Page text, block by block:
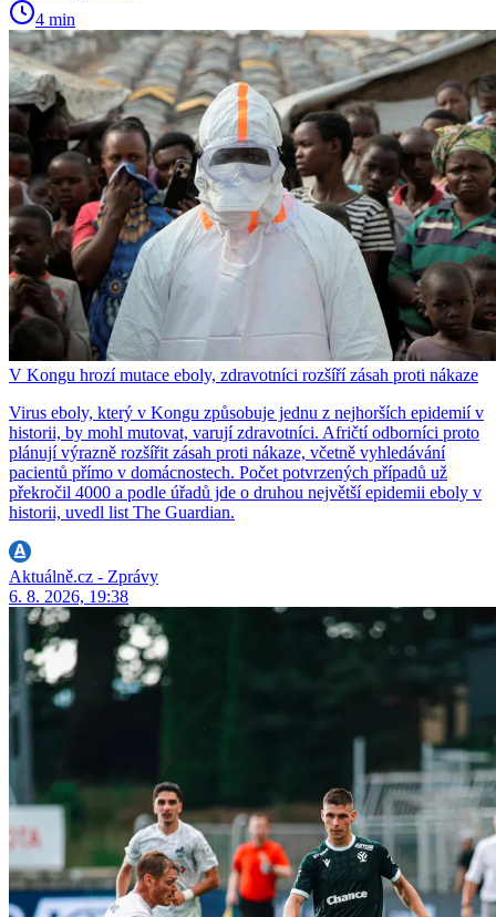
4 min
V Kongu hrozí mutace eboly, zdravotníci rozšíří zásah proti nákaze
Virus eboly, který v Kongu způsobuje jednu z nejhorších epidemií v
historii, by mohl mutovat, varují zdravotníci. Afričtí odborníci proto
plánují výrazně rozšířit zásah proti nákaze, včetně vyhledávání
pacientů přímo v domácnostech. Počet potvrzených případů už
překročil 4000 a podle úřadů jde o druhou největší epidemii eboly v
historii, uvedl list The Guardian.
Aktuálně.cz - Zprávy
6. 8. 2026, 19:38